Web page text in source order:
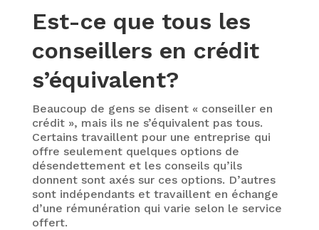
Est-ce que tous les
conseillers en crédit
s’équivalent?
Beaucoup de gens se disent « conseiller en
crédit », mais ils ne s’équivalent pas tous.
Certains travaillent pour une entreprise qui
offre seulement quelques options de
désendettement et les conseils qu’ils
donnent sont axés sur ces options. D’autres
sont indépendants et travaillent en échange
d’une rémunération qui varie selon le service
offert.